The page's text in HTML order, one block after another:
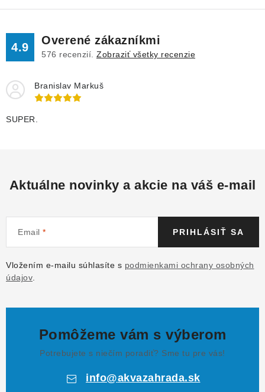
4.9
Overené zákazníkmi
576 recenzií. Zobraziť všetky recenzie
Branislav Markuš
SUPER.
Aktuálne novinky a akcie na váš e-mail
Email
Vložením e-mailu súhlasíte s podmienkami ochrany osobných
údajov
PRIHLÁSIŤ SA
Pomôžeme vám s výberom
Potrebujete s niečím poradiť? Sme tu pre vás!
info@akvazahrada.sk